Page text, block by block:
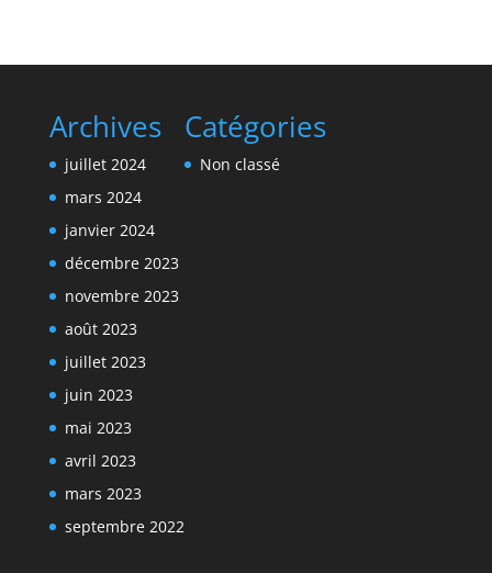
Archives
juillet 2024
mars 2024
janvier 2024
décembre 2023
novembre 2023
août 2023
juillet 2023
juin 2023
mai 2023
avril 2023
mars 2023
septembre 2022
Catégories
Non classé